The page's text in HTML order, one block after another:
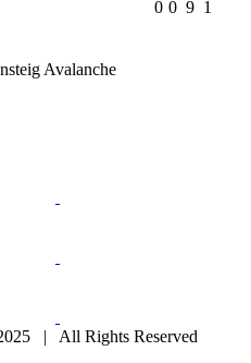
Avalanche
0 0 9 1
| All Rights Reserved